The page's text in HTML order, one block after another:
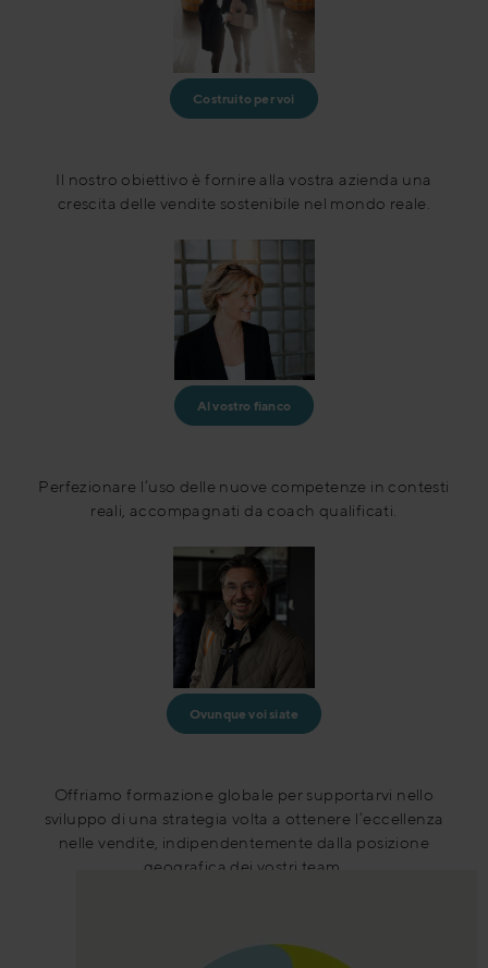
Costruito per voi
Il nostro obiettivo è fornire alla vostra azienda una
crescita delle vendite sostenibile nel mondo reale.
Al vostro fianco
Perfezionare l’uso delle nuove competenze in contesti
reali, accompagnati da coach qualificati.
Ovunque voi siate
Offriamo formazione globale per supportarvi nello
sviluppo di una strategia volta a ottenere l’eccellenza
nelle vendite, indipendentemente dalla posizione
geografica dei vostri team.